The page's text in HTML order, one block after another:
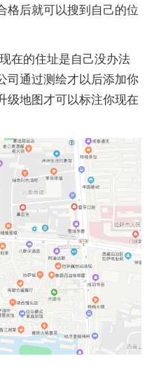
格后就可以搜到自己的位
在的住址是自己没办法
司通过测绘才以后添加你
级地图才可以标注你现在